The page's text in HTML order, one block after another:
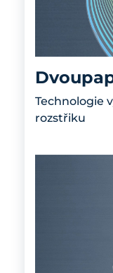
Technologie
rozstřiku